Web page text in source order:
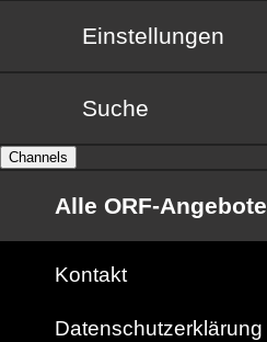
Einstellungen
Suche
Channels
Alle ORF-Angebote
Kontakt
Datenschutzerklärung